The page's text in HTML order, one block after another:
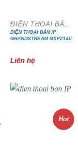
ĐIỆN THOẠI BÀN IP
GRANDSTREAM GXP2140
Liên hệ
Hot